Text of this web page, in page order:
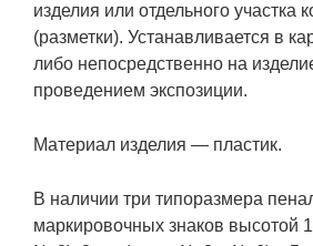
изделия или отдельного участка
(разметки). Устанавливается в
либо непосредственно на
проведением экспозиции.
Материал изделия — пластик.
В наличии три типоразмера
маркировочных знаков высотой